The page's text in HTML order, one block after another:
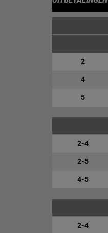
2
4
5
2-4
2-5
4-5
2-4